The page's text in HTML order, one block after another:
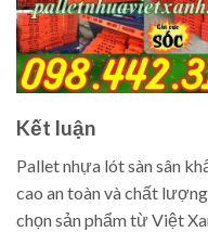
Kết luận
Pallet nhựa lót sàn sân
cao an toàn và chất
chọn sản phẩm từ Việt